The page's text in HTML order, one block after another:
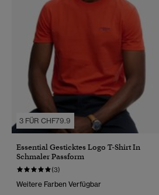
3 FÜR CHF79.9
Essential Gesticktes Logo T-Shirt In
Schmaler Passform
(3)
Weitere Farben Verfügbar